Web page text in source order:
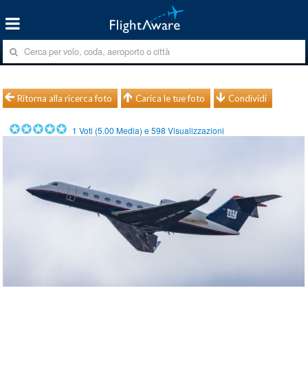
Ritorna alla ricerca foto Carica le tue foto Condividi
1 Voti (5.00 Media) e598 Visualizzazioni